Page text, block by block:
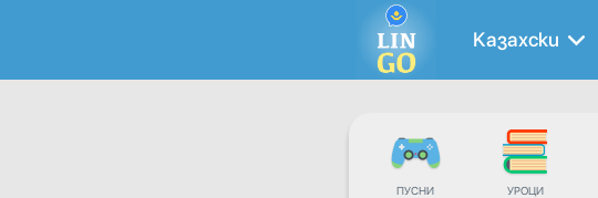
Казахски
ПУСНИ УРОЦИ